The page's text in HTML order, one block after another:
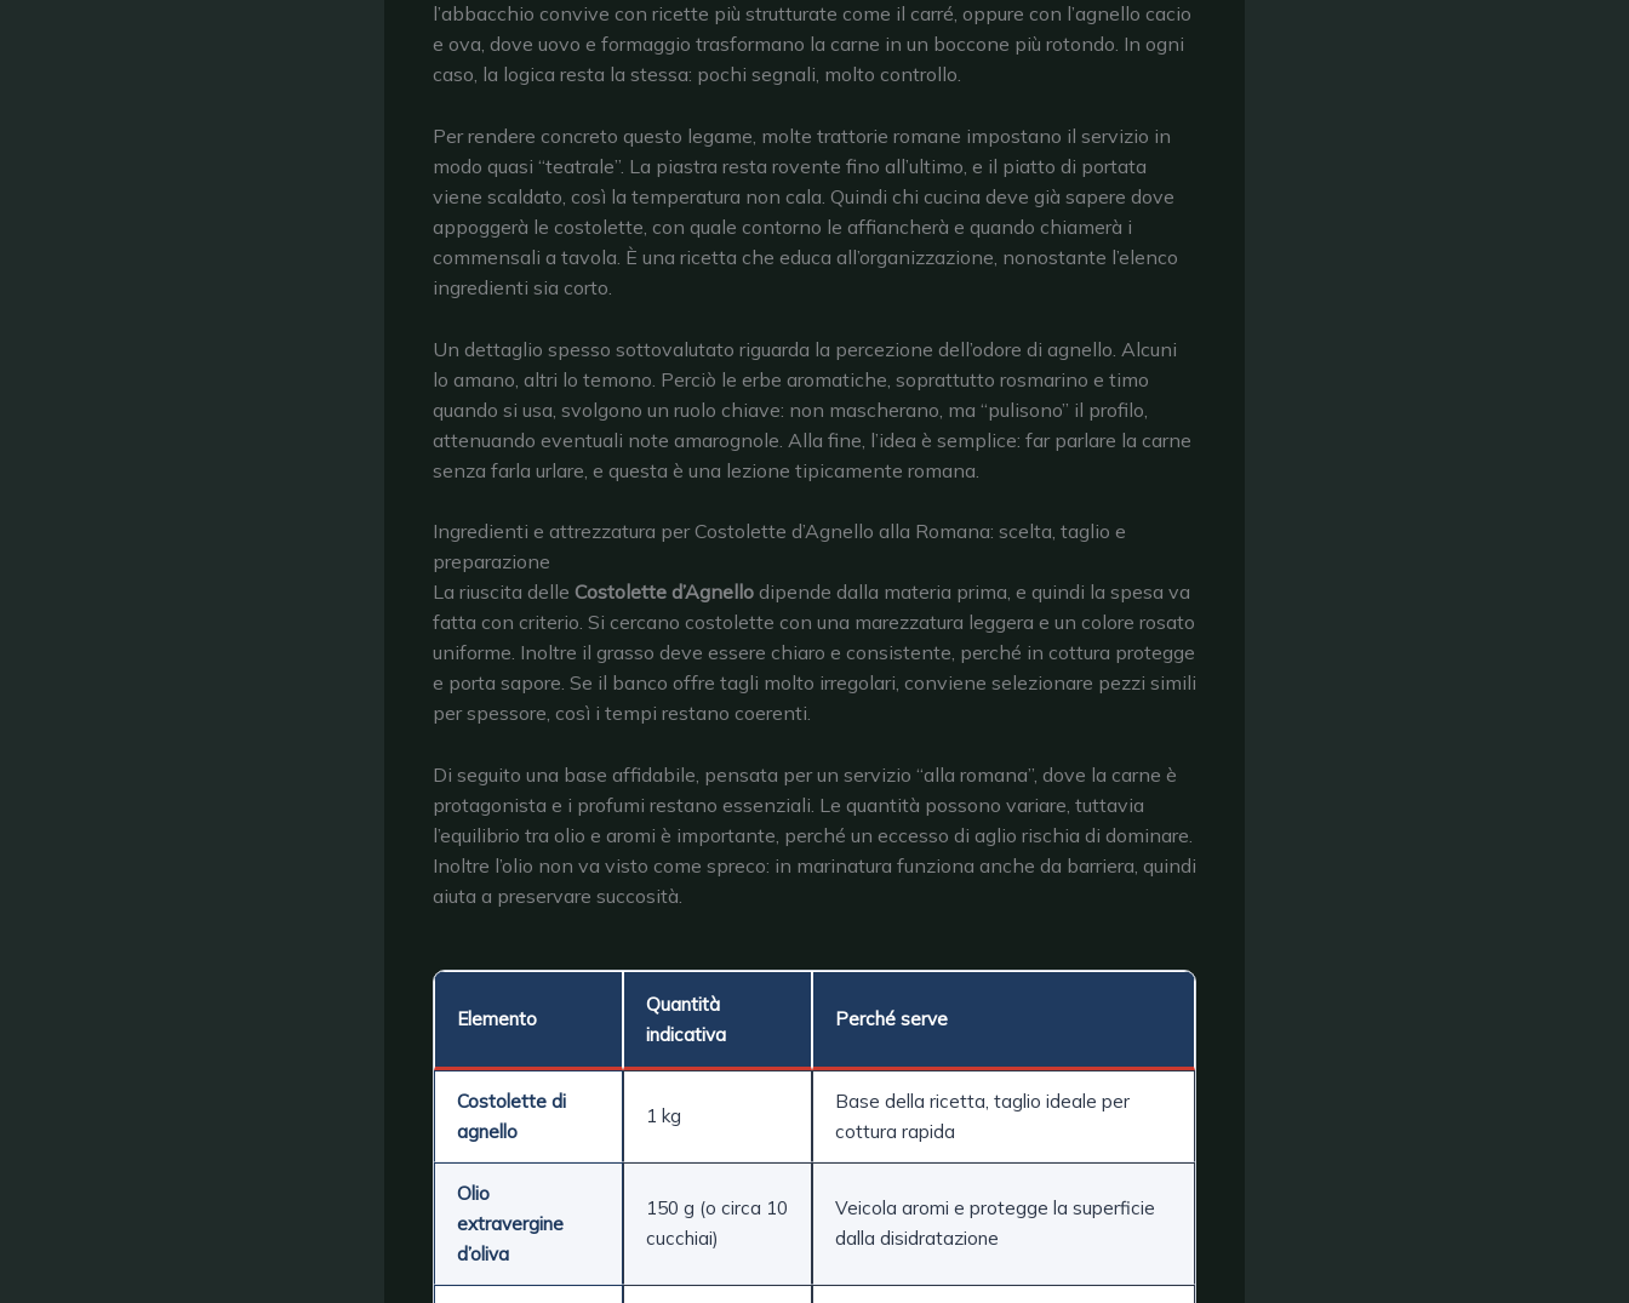
l’abbacchio convive con ricette più strutturate come il carré, oppure con l’agnello cacio
e ova, dove uovo e formaggio trasformano la carne in un boccone più rotondo. In ogni
caso, la logica resta la stessa: pochi segnali, molto controllo.
Per rendere concreto questo legame, molte trattorie romane impostano il servizio in
modo quasi “teatrale”. La piastra resta rovente fino all’ultimo, e il piatto di portata
viene scaldato, così la temperatura non cala. Quindi chi cucina deve già sapere dove
appoggerà le costolette, con quale contorno le affiancherà e quando chiamerà i
commensali a tavola. È una ricetta che educa all’organizzazione, nonostante l’elenco
ingredienti sia corto.
Un dettaglio spesso sottovalutato riguarda la percezione dell’odore di agnello. Alcuni
lo amano, altri lo temono. Perciò le erbe aromatiche, soprattutto rosmarino e timo
quando si usa, svolgono un ruolo chiave: non mascherano, ma “pulisono” il profilo,
attenuando eventuali note amarognole. Alla fine, l’idea è semplice: far parlare la carne
senza farla urlare, e questa è una lezione tipicamente romana.
Ingredienti e attrezzatura per Costolette d’Agnello alla Romana: scelta, taglio e
preparazione
La riuscita delle Costolette d’Agnello dipende dalla materia prima, e quindi la spesa va
fatta con criterio. Si cercano costolette con una marezzatura leggera e un colore rosato
uniforme. Inoltre il grasso deve essere chiaro e consistente, perché in cottura protegge
e porta sapore. Se il banco offre tagli molto irregolari, conviene selezionare pezzi simili
per spessore, così i tempi restano coerenti.
Di seguito una base affidabile, pensata per un servizio “alla romana”, dove la carne è
protagonista e i profumi restano essenziali. Le quantità possono variare, tuttavia
l’equilibrio tra olio e aromi è importante, perché un eccesso di aglio rischia di dominare.
Inoltre l’olio non va visto come spreco: in marinatura funziona anche da barriera, quindi
aiuta a preservare succosità.
Elemento
Quantità
indicativa
Perché serve
Costolette di
agnello
1 kg
Base della ricetta, taglio ideale per
cottura rapida
Olio
extravergine
d’oliva
150 g (o circa 10
cucchiai)
Veicola aromi e protegge la superficie
dalla disidratazione